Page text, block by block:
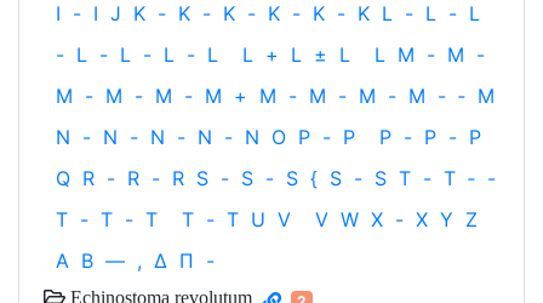
I - I J K - K - K - K - K - K L - L - L
- L - L - L - L L + L ± L L M - M -
M - M - M - M + M - M - M - M - ‐ M
N - N - N - N - N O P - P P - P - P
Q R - R - R S - S - S { S - S T - T ‐ -
T - T - T T - T U V V W X - X Y Z
Α Β — , Δ Π -
Echinostoma revolutum